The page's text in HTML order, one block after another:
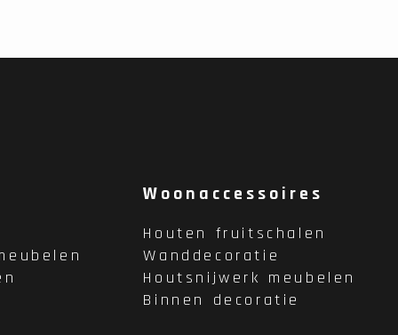
Woonaccessoires
Houten fruitschalen
Wanddecoratie
Houtsnijwerk meubelen
Binnen decoratie